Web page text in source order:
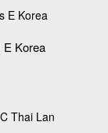
E Korea